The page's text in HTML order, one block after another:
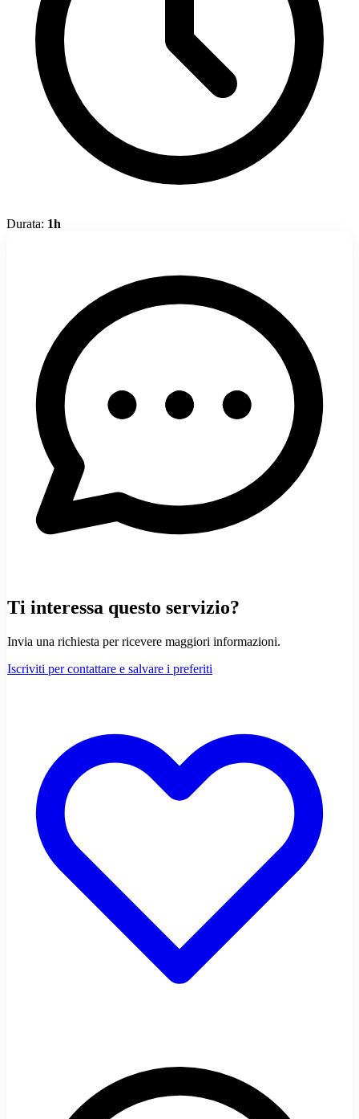
Durata: 1h
Ti interessa questo servizio?
Invia una richiesta per ricevere maggiori informazioni.
Iscriviti per contattare e salvare i preferiti